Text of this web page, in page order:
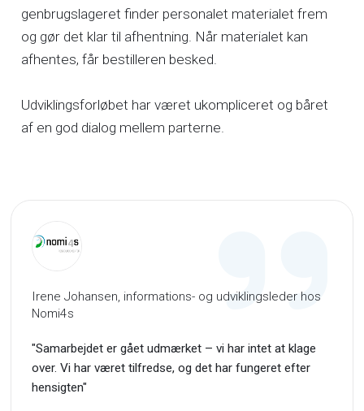
genbrugslageret finder personalet materialet frem
og gør det klar til afhentning. Når materialet kan
afhentes, får bestilleren besked.
Udviklingsforløbet har været ukompliceret og båret
af en god dialog mellem parterne.
Irene Johansen, informations- og udviklingsleder hos
Nomi4s
"Samarbejdet er gået udmærket – vi har intet at klage
over. Vi har været tilfredse, og det har fungeret efter
hensigten"